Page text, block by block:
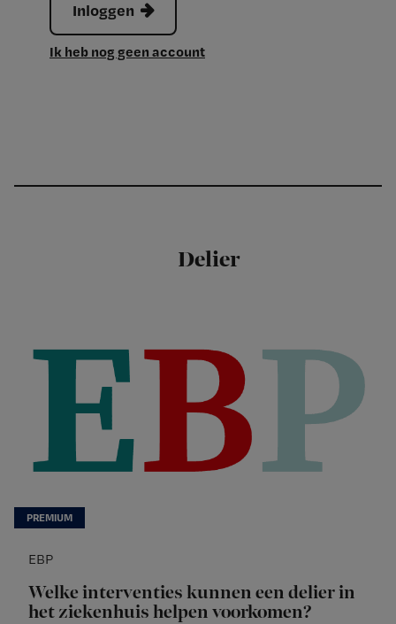
Inloggen
Ik heb nog geen account
Delier
EBP
Welke interventies kunnen een delier in
het ziekenhuis helpen voorkomen?